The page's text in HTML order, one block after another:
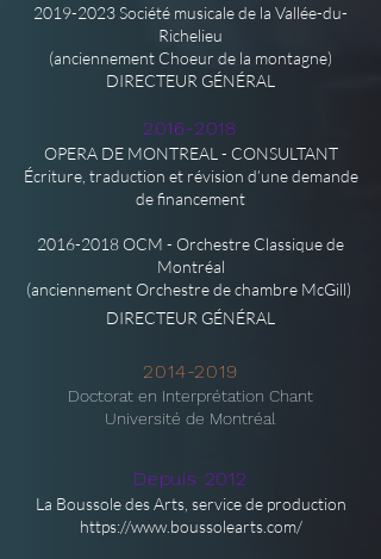
2019-2023Société musicale de la Vallée-du-
Richelieu
(anciennement Choeur de la montagne)
DIRECTEUR GÉNÉRAL
2016-2018
OPERA DE MONTREAL - CONSULTANT
Écriture, traduction et révision d’une demande
de financement
2016-2018 OCM - Orchestre Classique de
Montréal
(anciennement Orchestre de chambre McGill)
DIRECTEUR GÉNÉRAL
2014-2019
Doctorat en Interprétation Chant
Université de Montréal
Depuis 2012
La Boussole des Arts, service de production
https://www.boussolearts.com/